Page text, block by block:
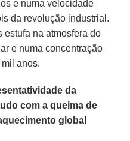
e numa velocidade
da revolução industrial.
estufa na atmosfera do
e numa concentração
anos.
da
com a queima de
global